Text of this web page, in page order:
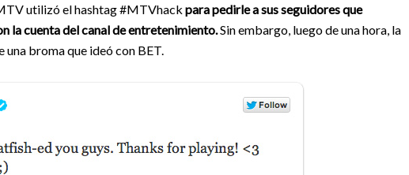
utilizó el hashtag #MTVhack para pedirle a sus seguidores que
la cuenta del canal de entretenimiento.Sin embargo, luego de una hora, la
broma que ideó con BET.